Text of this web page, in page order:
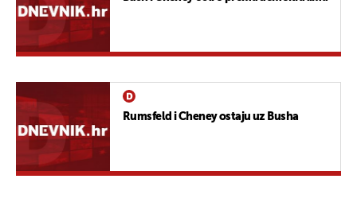
Rumsfeld i Cheney ostaju uz Busha